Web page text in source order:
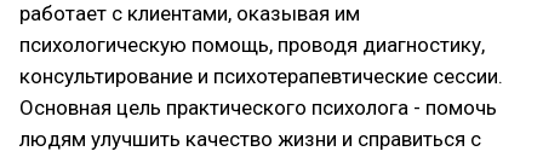
работает с клиентами, оказывая им
психологическую помощь, проводя диагностику,
консультирование и психотерапевтические сессии.
Основная цель практического психолога - помочь
людям улучшить качество жизни и справиться с